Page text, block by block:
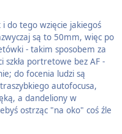
do tego wzięcie jakiegoś
są to 50mm, więc po
- takim sposobem za
szkła portretowe bez AF -
do focenia ludzi są
autofocusa,
a dandeliony w
ostrząc "na oko" coś źle